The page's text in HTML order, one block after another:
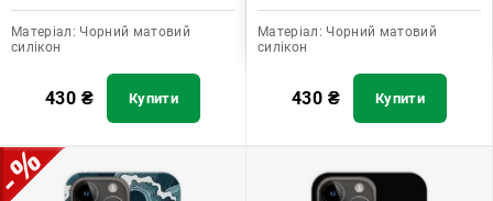
Матеріал: Чорний матовий
силікон
430 ₴ Купити
Матеріал: Чорний матовий
силікон
430 ₴ Купити